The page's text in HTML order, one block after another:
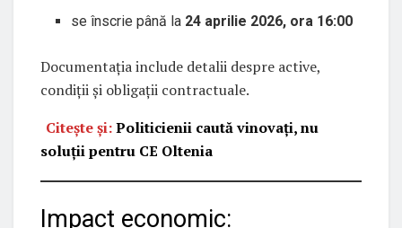
se înscrie până la 24 aprilie 2026, ora 16:00
Documentația include detalii despre active,
condiții și obligații contractuale.
Citește și:Politicienii caută vinovați, nu
soluții pentru CE Oltenia
Impact economic: